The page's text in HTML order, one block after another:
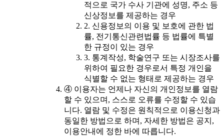
적으로 국가 수사 기관에 성명, 주소 등
신상정보를 제공하는 경우
2. 신용정보의 이용 및 보호에 관한 법
률, 전기통신관련법률 등 법률에 특별
한 규정이 있는 경우
3. 통계작성, 학술연구 또는 시장조사를
위하여 필요한 경우로서 특정 개인을
식별할 수 없는 형태로 제공하는 경우
④ 이용자는 언제나 자신의 개인정보를 열람
할 수 있으며, 스스로 오류를 수정할 수 있습
니다. 열람 및 수정은 원칙적으로 이용신청과
동일한 방법으로 하며, 자세한 방법은 공지,
이용안내에 정한 바에 따릅니다.